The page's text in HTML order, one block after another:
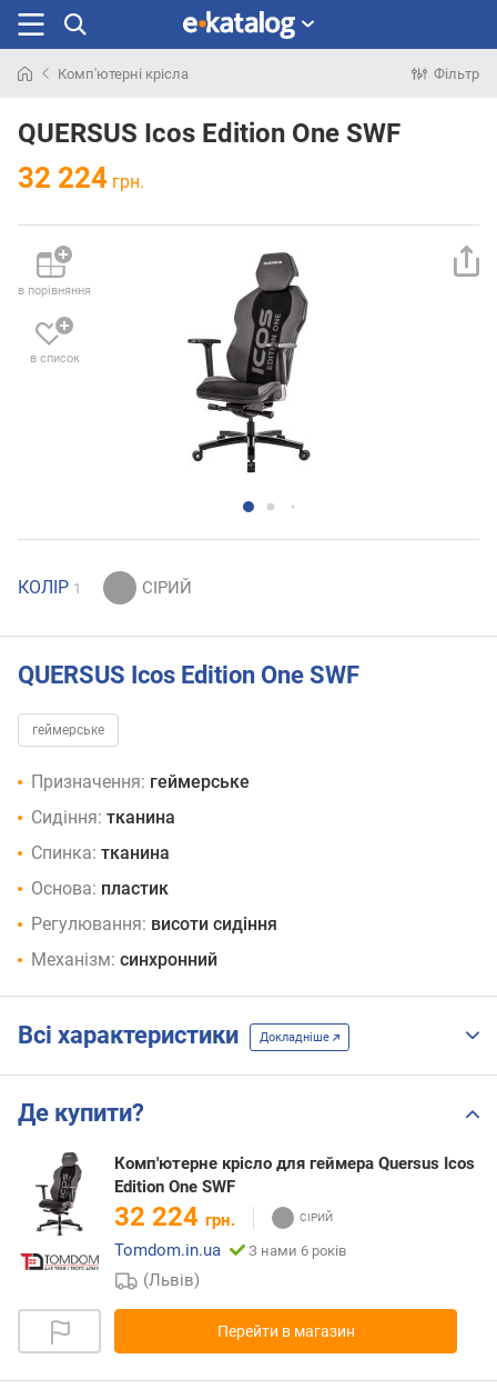
раніше
Комп'ютерні крісла Фільтр
QUERSUS Icos Edition One SWF
32 224 грн.
в порівняння
в список
КОЛІР 1
QUERSUS Icos Edition One SWF
геймерське
Призначення: геймерське
Сидіння: тканина
Спинка: тканина
Основа: пластик
Регулювання: висоти сидіння
Механізм: синхронний
Всі характеристики Докладніше
Де купити?
Комп'ютерне крісло для геймера Quersus Icos
Edition One SWF
32 224 грн.
Tomdom.in.ua
З нами 6 років
(Львів)
Перейти в магазин